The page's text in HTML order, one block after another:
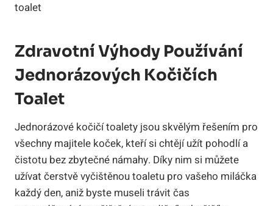
Zdravotní Výhody Používání
Jednorázových Kočičích
Toalet
Jednorázové kočičí toalety jsou skvělým řešením pro
všechny majitele koček, kteří si chtějí užít pohodlí a
čistotu bez zbytečné námahy. Díky nim si můžete
užívat čerstvě vyčištěnou toaletu pro vašeho miláčka
každý den, aniž byste museli trávit čas